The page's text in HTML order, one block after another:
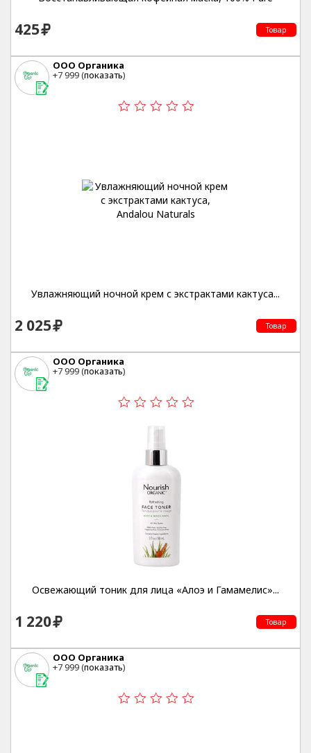
425 Товар
ООО Органика
+7 999 (показать)
Увлажняющий ночной крем с экстрактами кактуса...
2 025 Товар
ООО Органика
+7 999 (показать)
Освежающий тоник для лица «Алоэ и Гамамелис»...
1 220 Товар
ООО Органика
+7 999 (показать)